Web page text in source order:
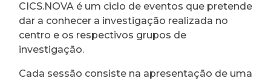
CICS.NOVA é um ciclo de eventos que pretende
dar a conhecer a investigação realizada no
centro e os respectivos grupos de
investigação.
Cada sessão consiste na apresentação de uma